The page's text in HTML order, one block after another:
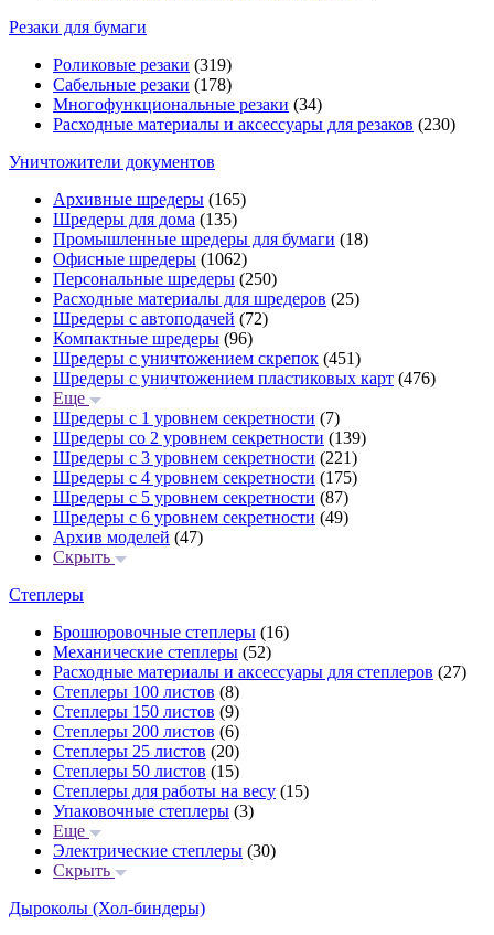
Резаки для бумаги
Роликовые резаки (319)
Сабельные резаки (178)
Многофункциональные резаки (34)
Расходные материалы и аксессуары для резаков (230)
Уничтожители документов
Архивные шредеры (165)
Шредеры для дома (135)
Промышленные шредеры для бумаги (18)
Офисные шредеры (1062)
Персональные шредеры (250)
Расходные материалы для шредеров (25)
Шредеры с автоподачей (72)
Компактные шредеры (96)
Шредеры с уничтожением скрепок (451)
Шредеры с уничтожением пластиковых карт (476)
Еще
Шредеры с 1 уровнем секретности (7)
Шредеры со 2 уровнем секретности (139)
Шредеры с 3 уровнем секретности (221)
Шредеры с 4 уровнем секретности (175)
Шредеры с 5 уровнем секретности (87)
Шредеры с 6 уровнем секретности (49)
Архив моделей (47)
Скрыть
Степлеры
Брошюровочные степлеры (16)
Механические степлеры (52)
Расходные материалы и аксессуары для степлеров (27)
Степлеры 100 листов (8)
Степлеры 150 листов (9)
Степлеры 200 листов (6)
Степлеры 25 листов (20)
Степлеры 50 листов (15)
Степлеры для работы на весу (15)
Упаковочные степлеры (3)
Еще
Электрические степлеры (30)
Скрыть
Дыроколы (Хол-биндеры)